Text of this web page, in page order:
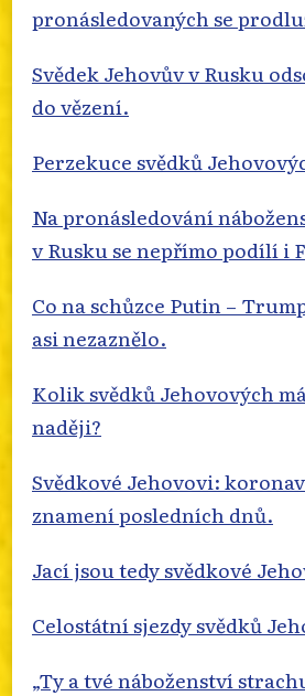
pronásledovaných se
Svědek Jehovův v Rusku
do vězení.
Perzekuce svědků
Na pronásledování
v Rusku se nepřímo podílí i
Co na schůzce Putin –
asi nezaznělo.
Kolik svědků Jehovových
naději?
Svědkové Jehovovi:
znamení posledních dnů.
Jací jsou tedy svědkové
Celostátní sjezdy svědků
„Ty a tvé náboženství